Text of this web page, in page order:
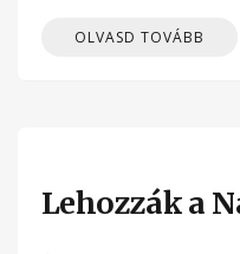
OLVASD TOVÁBB
Lehozzák a